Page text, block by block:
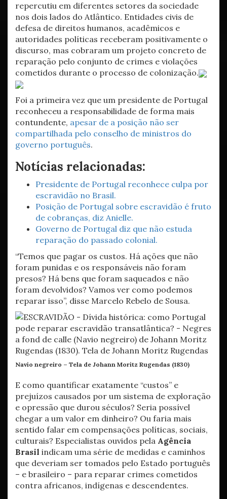
repercutiu em diferentes setores da sociedade
nos dois lados do Atlântico. Entidades civis de
defesa de direitos humanos, acadêmicos e
autoridades políticas receberam positivamente o
discurso, mas cobraram um projeto concreto de
reparação pelo conjunto de crimes e violações
cometidos durante o processo de colonização.
Foi a primeira vez que um presidente de Portugal
reconheceu a responsabilidade de forma mais
contundente, apesar de a posição não ser
compartilhada pelo conselho de ministros do
governo português.
Notícias relacionadas:
Presidente de Portugal reconhece culpa por
escravidão no Brasil.
Posição de Portugal sobre escravidão é fruto
de cobranças, diz Anielle.
Governo de Portugal diz que não estuda
reparação do passado colonial.
“Temos que pagar os custos. Há ações que não
foram punidas e os responsáveis não foram
presos? Há bens que foram saqueados e não
foram devolvidos? Vamos ver como podemos
reparar isso”, disse Marcelo Rebelo de Sousa.
Navio negreiro – Tela de Johann Moritz Rugendas (1830)
E como quantificar exatamente “custos” e
prejuízos causados por um sistema de exploração
e opressão que durou séculos? Seria possível
chegar a um valor em dinheiro? Ou faria mais
sentido falar em compensações políticas, sociais,
culturais? Especialistas ouvidos pela Agência
Brasil indicam uma série de medidas e caminhos
que deveriam ser tomados pelo Estado português
– e brasileiro – para reparar crimes cometidos
contra africanos, indígenas e descendentes.